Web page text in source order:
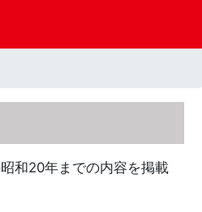
和20年までの内容を掲載